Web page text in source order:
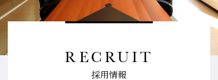
RECRUIT
採用情報